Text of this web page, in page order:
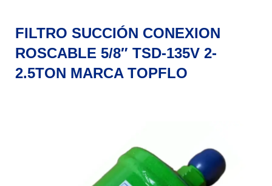
FILTRO SUCCIÓN CONEXION
ROSCABLE 5/8″ TSD-135V 2-
2.5TON MARCA TOPFLO